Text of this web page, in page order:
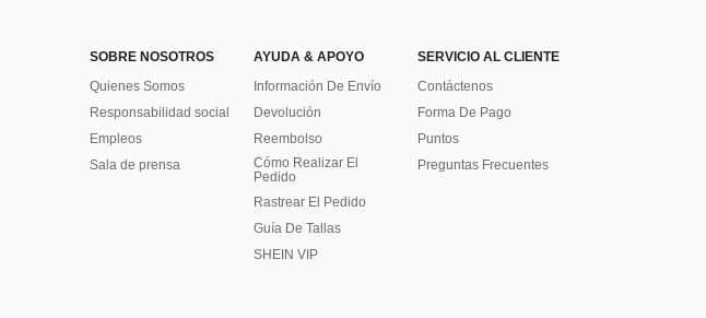
SOBRE NOSOTROS
Quienes Somos
Responsabilidad social
Empleos
Sala de prensa
AYUDA & APOYO
Información De Envío
Devolución
Reembolso
Cómo Realizar El
Pedido
Rastrear El Pedido
Guía De Tallas
SHEIN VIP
SERVICIO AL CLIENTE
Contáctenos
Forma De Pago
Puntos
Preguntas Frecuentes